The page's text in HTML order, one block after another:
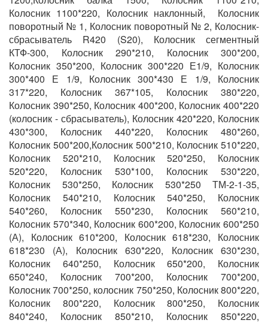
Колосник 1100*220, Колосник наклонный, Колосник
поворотный № 1, Колосник поворотный № 2, Колосник-
сбрасыватель R420 (S20), Колосник сегментный
КТФ-300, Колосник 290*210, Колосник 300*200,
Колосник 350*200, Колосник 300*220 Е1/9, Колосник
300*400 Е 1/9, Колосник 300*430 Е 1/9, Колосник
317*220, Колосник 367*105, Колосник 380*220,
Колосник 390*250, Колосник 400*200, Колосник 400*220
(колосник - сбрасыватель), Колосник 420*220, Колосник
430*300, Колосник 440*220, Колосник 480*260,
Колосник 500*200,Колосник 500*210, Колосник 510*220,
Колосник 520*210, Колосник 520*250, Колосник
520*220, Колосник 530*100, Колосник 530*220,
Колосник 530*250, Колосник 530*250 ТМ-2-1-35,
Колосник 540*210, Колосник 540*250, Колосник
540*260, Колосник 550*230, Колосник 560*210,
Колосник 570*340, Колосник 600*200, Колосник 600*250
(А), Колосник 610*200, Колосник 618*230, Колосник
618*230 (А), Колосник 630*220, Колосник 630*230,
Колосник 640*250, Колосник 650*200, Колосник
650*240, Колосник 700*200, Колосник 700*200,
Колосник 700*250, колосник 750*250, Колосник 800*220,
Колосник 800*220, Колосник 800*250, Колосник
840*240, Колосник 850*210, Колосник 850*220,